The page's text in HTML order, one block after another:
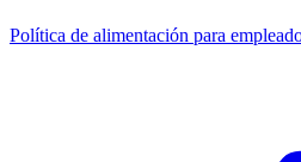
Política de alimentación para